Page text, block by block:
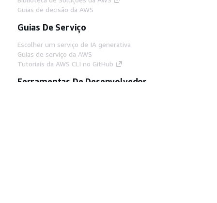
Guias de decisão da AWS
Guias De Serviço
Escolher um serviço de IA generativa
Guias de serviço da AWS
Tutoriais da AWS CLI no GitHub
Ferramentas De Desenvolvedor